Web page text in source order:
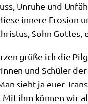
Unru­he und
inne­re Ero­si­on
Sohn Got­tes,
grü­ße ich die
und Schü­ler
sieht ja euer
Mit ihm kön­nen wir